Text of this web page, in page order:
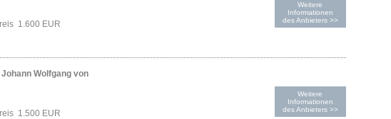
1.600 EUR
Weitere
Informationen
des Anbieters >>
Wolfgang von
1.500 EUR
Weitere
Informationen
des Anbieters >>